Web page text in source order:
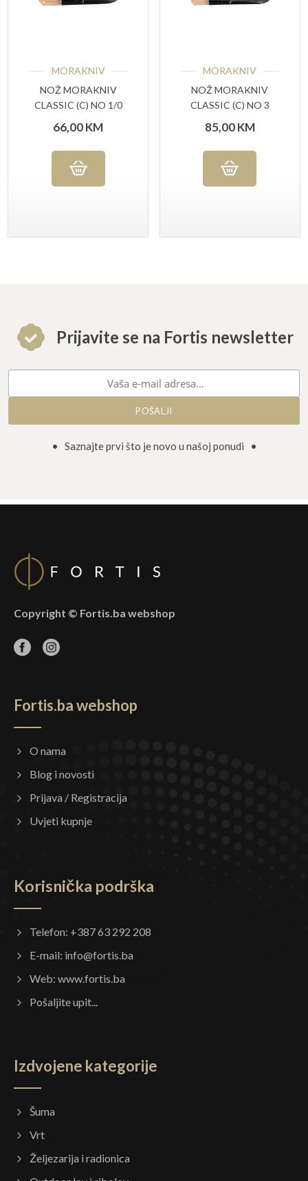
MORAKNIV
NOŽ MORAKNIV
CLASSIC (C) NO 1/0
66,00KM
MORAKNIV
NOŽ MORAKNIV
CLASSIC (C) NO 3
85,00KM
Prijavite se na Fortis newsletter
• Saznajte prvi što je novo u našoj ponudi •
Copyright © Fortis.ba webshop
Fortis.ba webshop
O nama
Blog i novosti
Prijava / Registracija
Uvjeti kupnje
Korisnička podrška
Telefon: +387 63 292 208
E-mail: info@fortis.ba
Web: www.fortis.ba
Pošaljite upit...
Izdvojene kategorije
Šuma
Vrt
Željezarija i radionica